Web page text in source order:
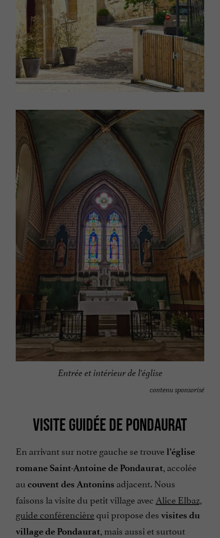
Entrée et intérieur de l'église
contenu sponsorisé
VISITE GUIDÉE DE PONDAURAT
En arrivant sur notre gauche se trouvel’église
romane Saint-Antoine de Pondaurat, accolée
au couvent des Antonins adjacent. Nous
faisons la visite du petit village avec Alice Elbaz,
guide conférencièrequi propose des visites du
village de Pondaurat, mais aussi et surtout